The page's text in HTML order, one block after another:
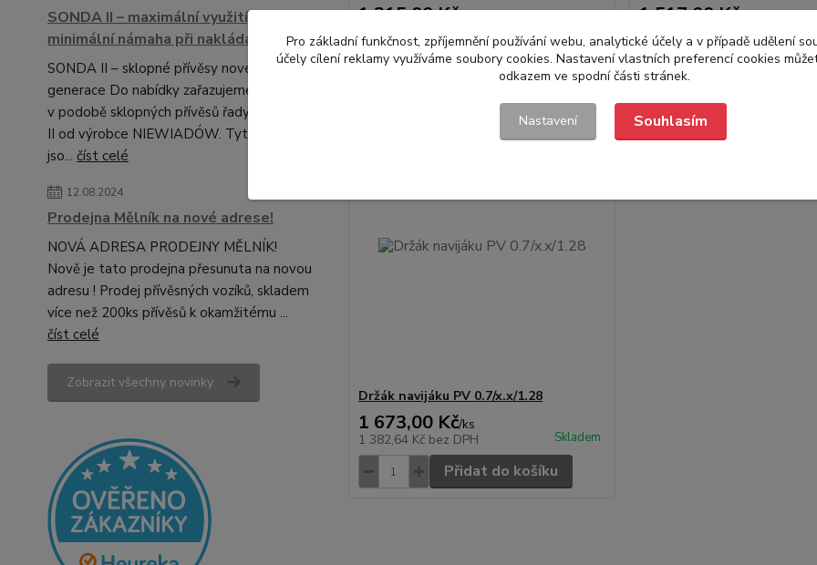
SONDA II – maximální využití,
minimální námaha při nakládání.
SONDA II – sklopné přívěsy nové
generace Do nabídky zařazujeme novinku
v podobě sklopných přívěsů řady SONDA
II od výrobce NIEWIADÓW. Tyto modely
jso... číst celé
12.08.2024
Prodejna Mělník na nové adrese!
NOVÁ ADRESA PRODEJNY MĚLNÍK!
Nově je tato prodejna přesunuta na novou
adresu ! Prodej přívěsných vozíků, skladem
více než 200ks přívěsů k okamžitému ...
číst celé
Zobrazit všechny novinky
1 315,00 Kč/ks
1 086,78 Kč
bez DPH
Přidat do košíku
1 517,00 Kč/ks
1 253,72 Kč
bez DPH
Přidat do
Držák navijáku PV 0.7/x.x/1.28
1 673,00 Kč/ks
1 382,64 Kč bez DPH Skladem
Přidat do košíku
Pro základní funkčnost, zpříjemnění používání webu, analytické účely a v případě udělení
účely cílení reklamy využíváme soubory cookies. Nastavení vlastních preferencí cookies
odkazem ve spodní části stránek.
Nastavení Souhlasím